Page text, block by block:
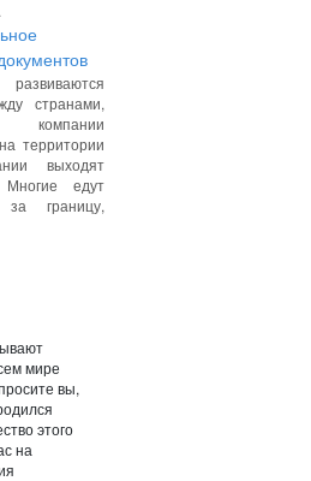
странами,
компании
территории
выходят
едут
границу,
мире
вы,
этого
на